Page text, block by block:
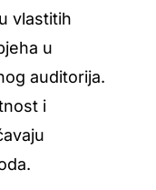
vlastitih
u
auditorija.
i